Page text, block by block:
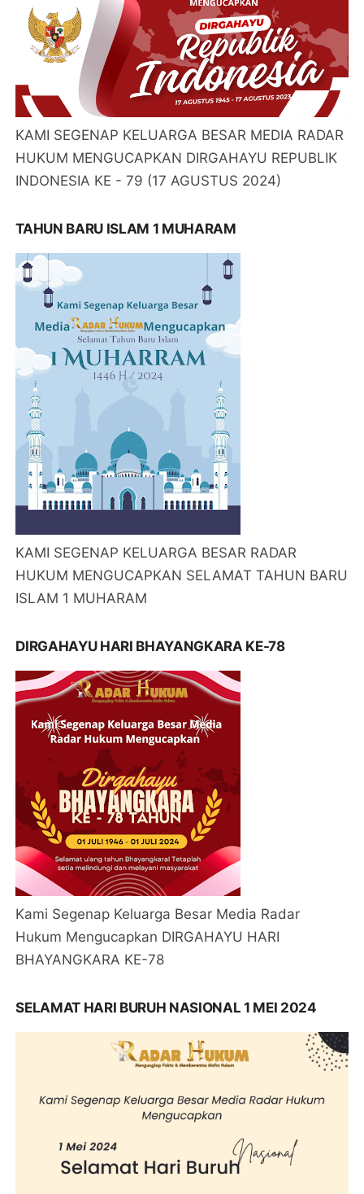
KAMI SEGENAP KELUARGA BESAR MEDIA RADAR
HUKUM MENGUCAPKAN DIRGAHAYU REPUBLIK
INDONESIA KE - 79 (17 AGUSTUS 2024)
TAHUN BARU ISLAM 1 MUHARAM
KAMI SEGENAP KELUARGA BESAR RADAR
HUKUM MENGUCAPKAN SELAMAT TAHUN BARU
ISLAM 1 MUHARAM
DIRGAHAYU HARI BHAYANGKARA KE-78
Kami Segenap Keluarga Besar Media Radar
Hukum Mengucapkan DIRGAHAYU HARI
BHAYANGKARA KE-78
SELAMAT HARI BURUH NASIONAL 1 MEI 2024